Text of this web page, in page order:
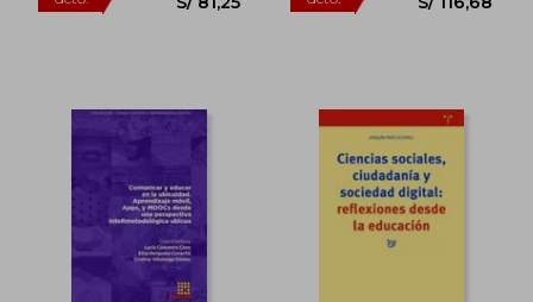
50% 40%
dcto.